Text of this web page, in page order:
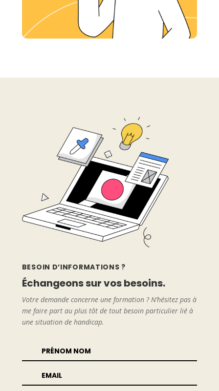
BESOIN D’INFORMATIONS ?
Échangeons sur vos besoins.
Votre demande concerne une formation ? N’hésitez pas à
me faire part au plus tôt de tout besoin particulier lié à
une situation de handicap.